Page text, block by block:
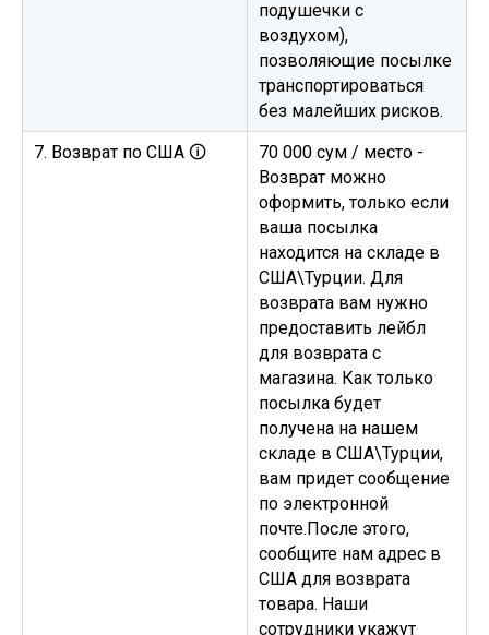
подушечки с
воздухом),
позволяющие посылке
транспортироваться
без малейших рисков.
7. Возврат по США 🛈
70 000 сум / место -
Возврат можно
оформить, только если
ваша посылка
находится на складе в
США\Турции. Для
возврата вам нужно
предоставить лейбл
для возврата с
магазина. Как только
посылка будет
получена на нашем
складе в США\Турции,
вам придет сообщение
по электронной
почте.После этого,
сообщите нам адрес в
США для возврата
товара. Наши
сотрудники укажут